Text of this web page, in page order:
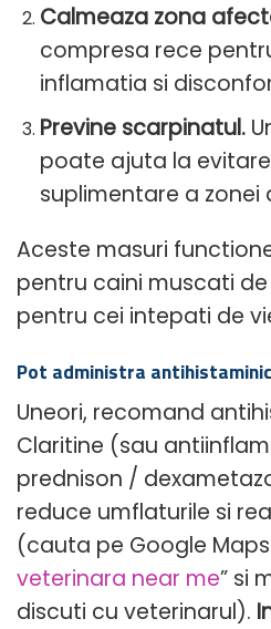
Calmeaza zona
compresa rece
inflamatia si
Previne scarpinatul.
poate ajuta la
suplimentare a zonei
Aceste masuri
pentru caini muscati
pentru cei intepati de
Pot administra
Uneori, recomand
Claritine (sau
prednison /
reduce umflaturile si
(cauta pe Google Maps
veterinara near me” si
discuti cu veterinarul).